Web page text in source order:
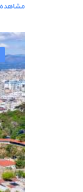
مشاهده